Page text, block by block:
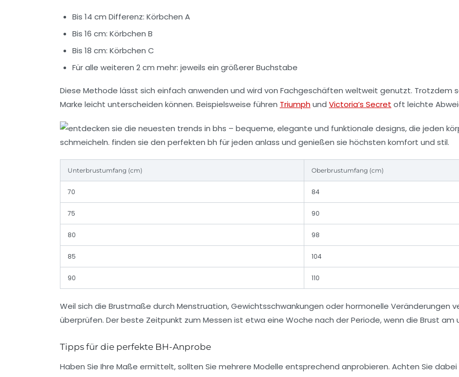
Bis 14 cm Differenz: Körbchen A
Bis 16 cm: Körbchen B
Bis 18 cm: Körbchen C
Für alle weiteren 2 cm mehr: jeweils ein größerer Buchstabe
Diese Methode lässt sich einfach anwenden und wird von Fachgeschäften weltweit genutzt. Trotzdem
Marke leicht unterscheiden können. Beispielsweise führen Triumphund Victoria’s Secret oft leichte
Unterbrustumfang (cm) Oberbrustumfang (cm)
70 84
75 90
80 98
85 104
90 110
Weil sich die Brustmaße durch Menstruation, Gewichtsschwankungen oder hormonelle Veränderungen
überprüfen. Der beste Zeitpunkt zum Messen ist etwa eine Woche nach der Periode, wenn die Brust am
Tipps für die perfekte BH-Anprobe
Haben Sie Ihre Maße ermittelt, sollten Sie mehrere Modelle entsprechend anprobieren. Achten Sie